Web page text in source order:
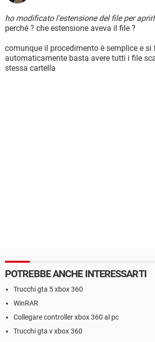
ho modificato l'estensione del file per
perché ? che estensione aveva il file ?
comunque il procedimento è semplice e si
automaticamente basta avere tutti i file
stessa cartella
POTREBBE ANCHE INTERESSARTI
Trucchi gta 5 xbox 360
WinRAR
Collegare controller xbox 360 al pc
Trucchi gta v xbox 360